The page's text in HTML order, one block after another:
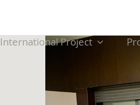
International Project